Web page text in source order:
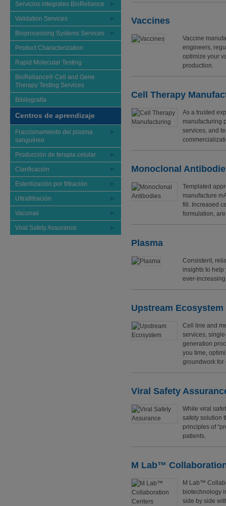
Servicios integrales BioReliance
Validation Services
Bioprocessing Systems Services
Product Characterization
Rapid Molecular Testing
BioReliance® Cell and Gene
Therapy Testing Services
Bibliografía
Centros de aprendizaje
Fraccionamiento del plasma
sanguíneo
Producción de terapia celular
Clarificación
Esterilización por filtración
Ultrafiltración
Vacunas
Viral Safety Assurance
Vaccines
Vaccine
engineers,
optimize your
production.
Cell Therapy
As a trusted
manufacturing
services, and
Monoclonal
Templated
manufacture
fill. Increased
formulation,
Plasma
Consistent,
insights to
ever-
Upstream Ecosystem
Cell line and
services,
generation
you time,
groundwork for
Viral Safety
While viral
safety solution
principles of
patients.
M Lab™
M Lab™
biotechnology
side by side